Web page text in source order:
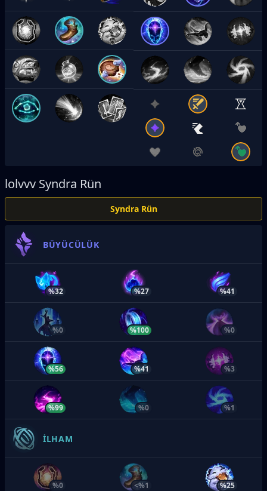
lolvvv Syndra Rün
Syndra Rün
BÜYÜCÜLÜK
%32 %27 %41
%0 %100 %0
%56 %41 %3
%99 %0 %1
İLHAM
%0 <%1 %25